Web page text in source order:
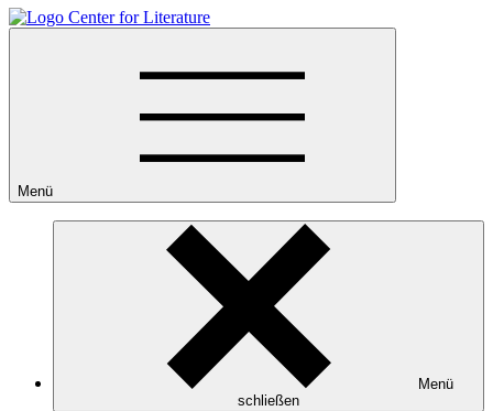
Menü
Menü
schließen